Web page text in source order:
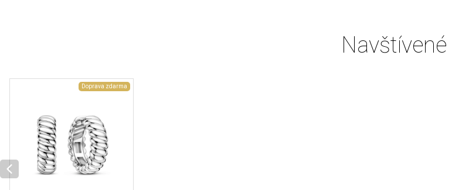
Navštívené
Doprava zdarma